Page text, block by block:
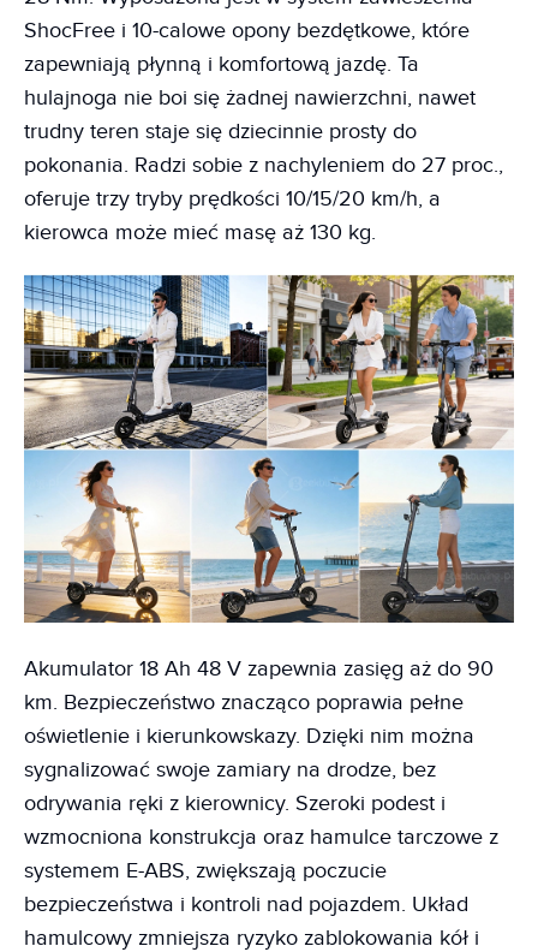
ShocFree i 10-calowe opony bezdętkowe, które
zapewniają płynną i komfortową jazdę. Ta
hulajnoga nie boi się żadnej nawierzchni, nawet
trudny teren staje się dziecinnie prosty do
pokonania. Radzi sobie z nachyleniem do 27 proc.,
oferuje trzy tryby prędkości 10/15/20 km/h, a
kierowca może mieć masę aż 130 kg.
Akumulator 18 Ah 48 V zapewnia zasięg aż do 90
km. Bezpieczeństwo znacząco poprawia pełne
oświetlenie i kierunkowskazy. Dzięki nim można
sygnalizować swoje zamiary na drodze, bez
odrywania ręki z kierownicy. Szeroki podest i
wzmocniona konstrukcja oraz hamulce tarczowe z
systemem E-ABS, zwiększają poczucie
bezpieczeństwa i kontroli nad pojazdem. Układ
hamulcowy zmniejsza ryzyko zablokowania kół i